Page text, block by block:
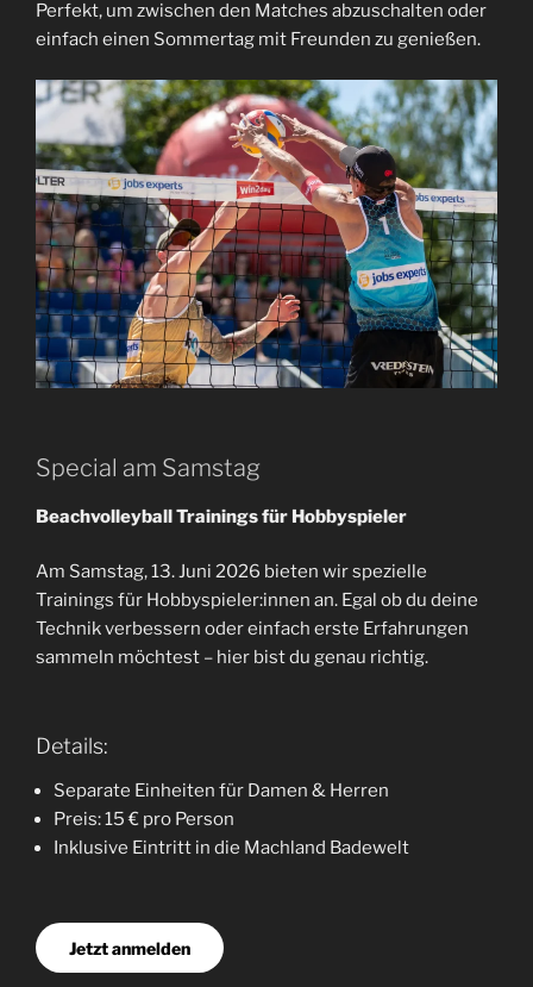
Perfekt, um zwischen den Matches abzuschalten oder
einfach einen Sommertag mit Freunden zu genießen.
Special am Samstag
Beachvolleyball Trainings für Hobbyspieler
Am Samstag, 13. Juni 2026 bieten wir spezielle
Trainings für Hobbyspieler:innen an. Egal ob du deine
Technik verbessern oder einfach erste Erfahrungen
sammeln möchtest – hier bist du genau richtig.
Details:
Separate Einheiten für Damen & Herren
Preis: 15 € pro Person
Inklusive Eintritt in die Machland Badewelt
Jetzt anmelden